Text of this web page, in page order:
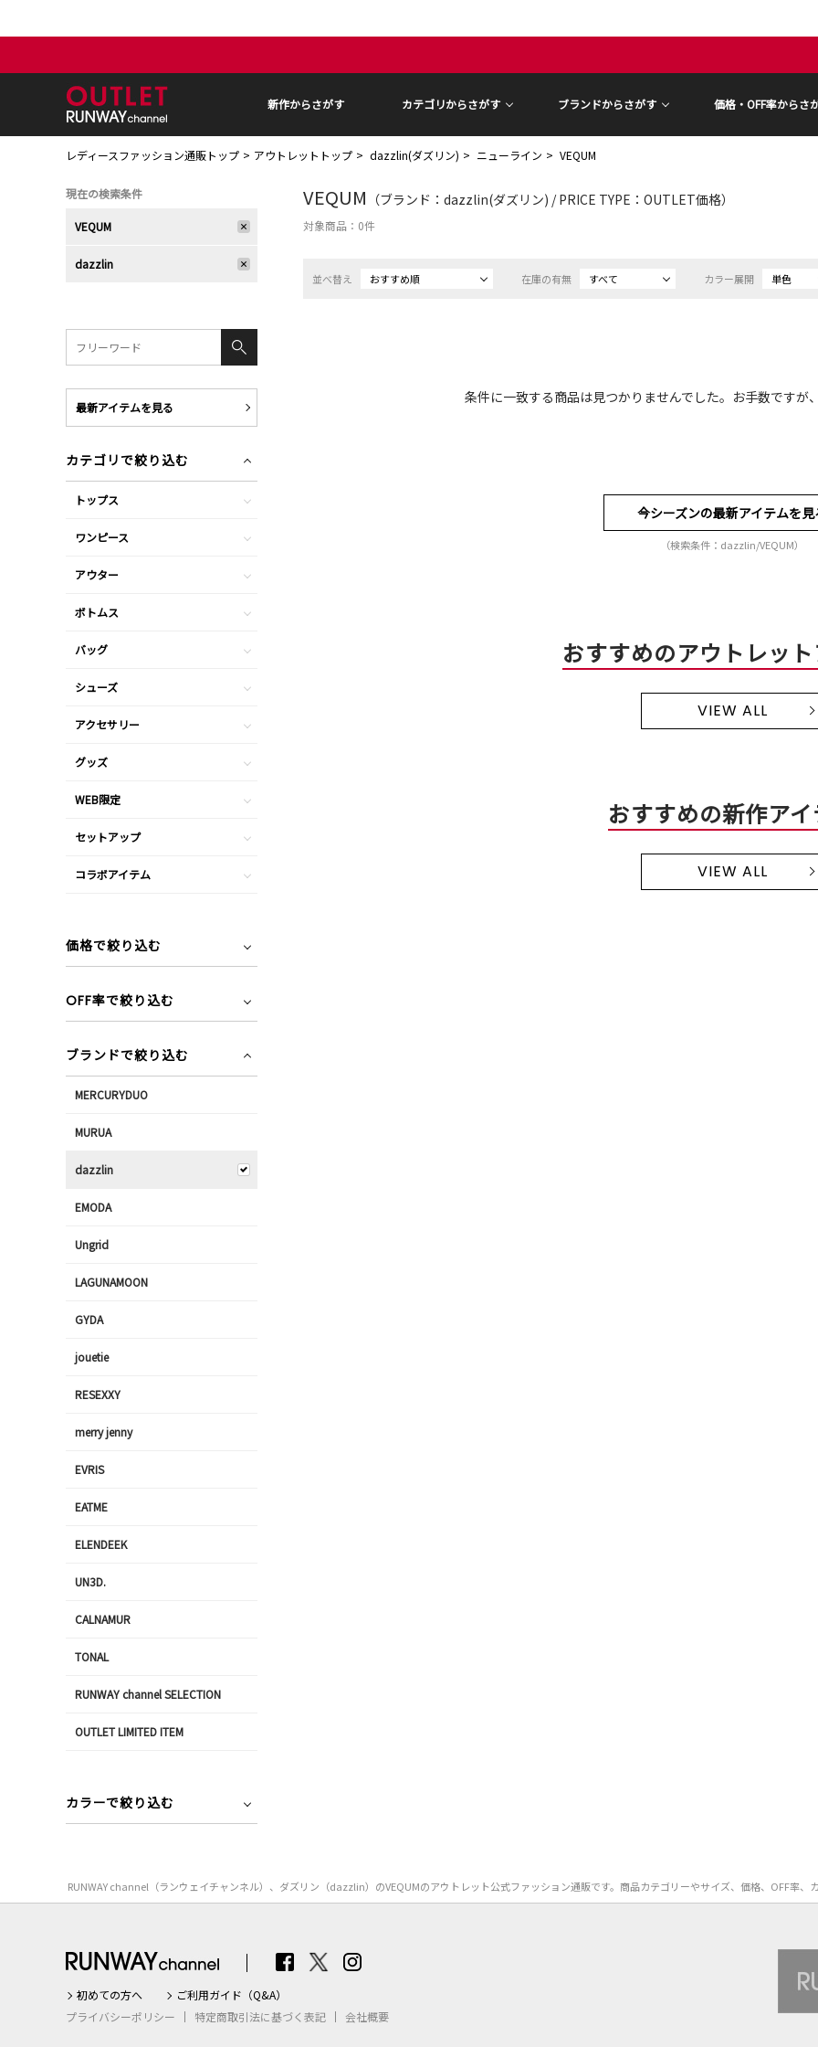
新作からさがす カテゴリからさがす ブランドからさがす 価格・OFF率からさ
レディースファッション通販トップ アウトレットトップ dazzlin(ダズリン) ニューライン VEQUM
VEQUM （ブランド：dazzlin(ダズリン) / PRICE TYPE：OUTLET価格）
対象商品： 0件
並べ替え おすすめ順 在庫の有無 すべて カラー展開 単色
条件に一致する商品は見つかりませんでした。お手数ですが
今シーズンの最新アイテムを見
（検索条件：dazzlin/VEQUM）
おすすめのアウトレッ
VIEW ALL
おすすめの新作ア
VIEW ALL
現在の検索条件
VEQUM
dazzlin
最新アイテムを見る
カテゴリで絞り込む
トップス
ワンピース
アウター
ボトムス
バッグ
シューズ
アクセサリー
グッズ
WEB限定
セットアップ
コラボアイテム
価格で絞り込む
OFF率で絞り込む
ブランドで絞り込む
MERCURYDUO
MURUA
dazzlin
EMODA
Ungrid
LAGUNAMOON
GYDA
jouetie
RESEXXY
merry jenny
EVRIS
EATME
ELENDEEK
UN3D.
CALNAMUR
TONAL
RUNWAY channel SELECTION
OUTLET LIMITED ITEM
カラーで絞り込む
RUNWAY channel（ランウェイチャンネル）、ダズリン（dazzlin）のVEQUMのアウトレット公式ファッション通販です。商品カテゴリーやサイズ、価格、OFF率、
初めての方へ
ご利用ガイド（Q&A）
プライバシーポリシー
特定商取引法に基づく表記 会社概要